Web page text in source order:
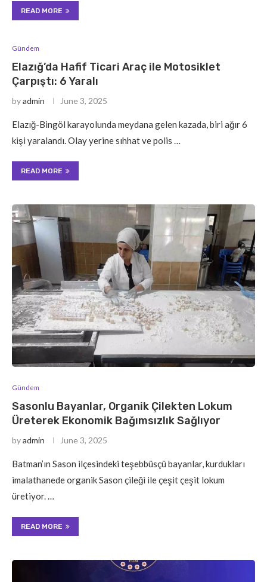
READ MORE
Gündem
Elazığ’da Hafif Ticari Araç ile Motosiklet
Çarpıştı: 6 Yaralı
byadmin June 3, 2025
Elazığ-Bingöl karayolunda meydana gelen kazada, biri ağır 6
kişi yaralandı. Olay yerine sıhhat ve polis …
READ MORE
Gündem
Sasonlu Bayanlar, Organik Çilekten Lokum
Üreterek Ekonomik Bağımsızlık Sağlıyor
byadmin June 3, 2025
Batman’ın Sason ilçesindeki teşebbüsçü bayanlar, kurdukları
imalathanede organik Sason çileği ile çeşit çeşit lokum
üretiyor. …
READ MORE